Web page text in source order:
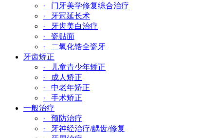
· 门牙美学修复综合治疗
· 牙冠延长术
· 牙齿美白治疗
· 瓷贴面
· 二氧化锆全瓷牙
牙齿矫正
· 儿童青少年矫正
· 成人矫正
· 中老年矫正
· 手术矫正
一般治疗
· 预防治疗
· 牙神经治疗/龋齿/修复